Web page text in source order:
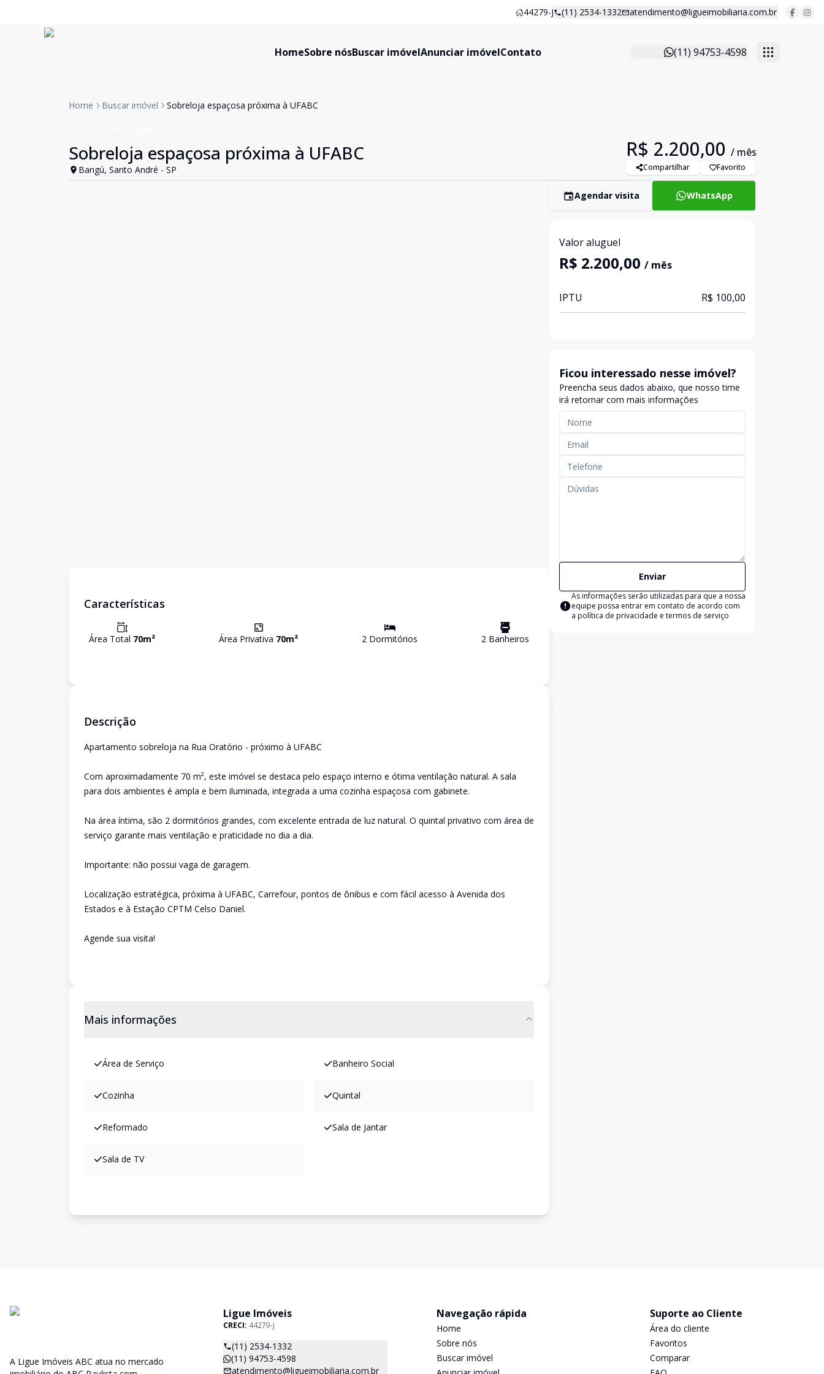
44279-J (11) 2534-1332 atendimento@ligueimobiliaria.com.br
HomeSobre nósBuscar imóvelAnunciar imóvelContato (11) 94753-4598
Home Buscar imóvel Sobreloja espaçosa próxima à UFABC
Sobreloja espaçosa próxima à UFABC
Bangú, Santo André - SP
R$ 2.200,00 / mês
Compartilhar Favorito
Características
Área Total 70m² Área Privativa 70m² 2 Dormitórios 2 Banheiros
Descrição
Apartamento sobreloja na Rua Oratório - próximo à UFABC
Com aproximadamente 70 m², este imóvel se destaca pelo espaço interno e ótima ventilação natural. A sala
para dois ambientes é ampla e bem iluminada, integrada a uma cozinha espaçosa com gabinete.
Na área íntima, são 2 dormitórios grandes, com excelente entrada de luz natural. O quintal privativo com área de
serviço garante mais ventilação e praticidade no dia a dia.
Importante: não possui vaga de garagem.
Localização estratégica, próxima à UFABC, Carrefour, pontos de ônibus e com fácil acesso à Avenida dos
Estados e à Estação CPTM Celso Daniel.
Agende sua visita!
Mais informações
Área de Serviço Banheiro Social
Cozinha Quintal
Reformado Sala de Jantar
Sala de TV
Agendar visita WhatsApp
Valor aluguel
R$ 2.200,00 / mês
IPTU R$ 100,00
Ficou interessado nesse imóvel?
Preencha seus dados abaixo, que nosso time
irá retornar com mais informações
Enviar
As informações serão utilizadas para que a nossa
equipe possa entrar em contato de acordo com
a política de privacidade e termos de serviço
A Ligue Imóveis ABC atua no mercado
Ligue Imóveis
CRECI: 44279-J
(11) 2534-1332
(11) 94753-4598
atendimento@ligueimobiliaria.com.br
Navegação rápida
Home
Sobre nós
Buscar imóvel
Suporte ao Cliente
Área do cliente
Favoritos
Comparar